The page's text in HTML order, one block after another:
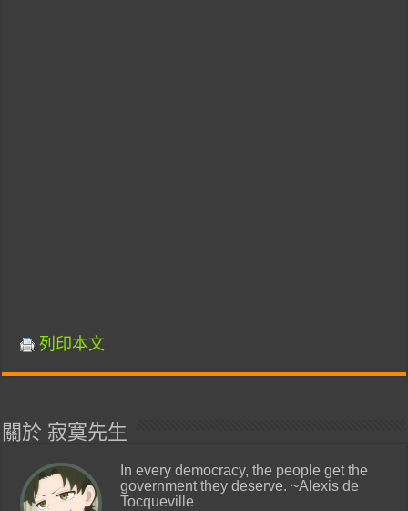
列印本文
關於 寂寞先生
In every democracy, the people get the
government they deserve. ~Alexis de
Tocqueville